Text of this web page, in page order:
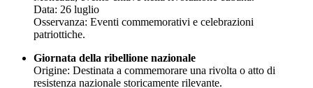
Data: 26 luglio
Osservanza: Eventi commemorativi e celebrazioni
patriottiche.
Giornata della ribellione nazionale
Origine: Destinata a commemorare una rivolta o atto di
resistenza nazionale storicamente rilevante.